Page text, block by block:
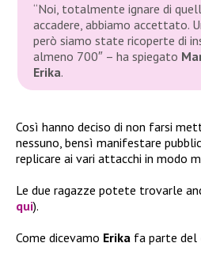
“Noi, totalmente ignare di
accadere, abbiamo accettato.
però siamo state ricoperte di
almeno 700″ – ha spiegato
Erika.
Così hanno deciso di non farsi
nessuno, bensì manifestare
replicare ai vari attacchi in modo
Le due ragazze potete trovarle
qui).
Come dicevamo Erika fa parte del